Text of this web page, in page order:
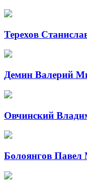
Терехов
Демин Валерий
Овчинский
Болоянгов